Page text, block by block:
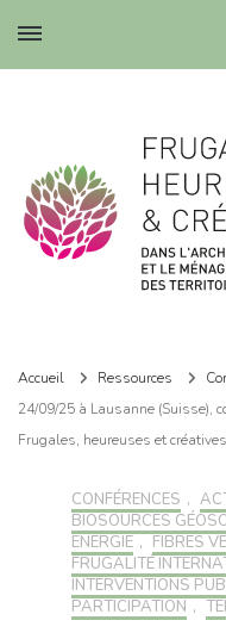
Frugalité dans l'architecture et le
Accueil Ressources
24/09/25 à Lausanne (Suisse),
Frugales, heureuses et
CONFÉRENCES ,
BIOSOURCÉS
ENERGIE , FIBRES
FRUGALITÉ
INTERVENTIONS
PARTICIPATION ,